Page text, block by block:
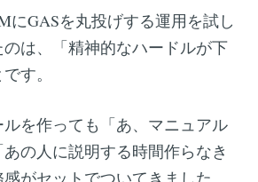
にGASを丸投げする運用を試し
は、「精神的なハードルが下
す。
を作っても「あ、マニュアル
の人に説明する時間作らなき
がセットでついてきました。